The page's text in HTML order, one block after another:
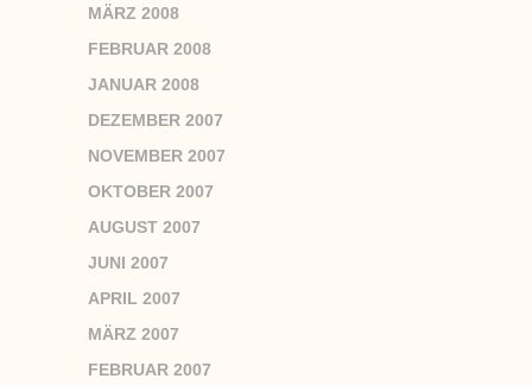
MÄRZ 2008
FEBRUAR 2008
JANUAR 2008
DEZEMBER 2007
NOVEMBER 2007
OKTOBER 2007
AUGUST 2007
JUNI 2007
APRIL 2007
MÄRZ 2007
FEBRUAR 2007